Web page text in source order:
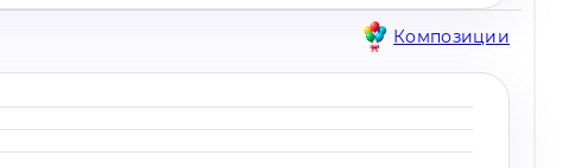
Композиции